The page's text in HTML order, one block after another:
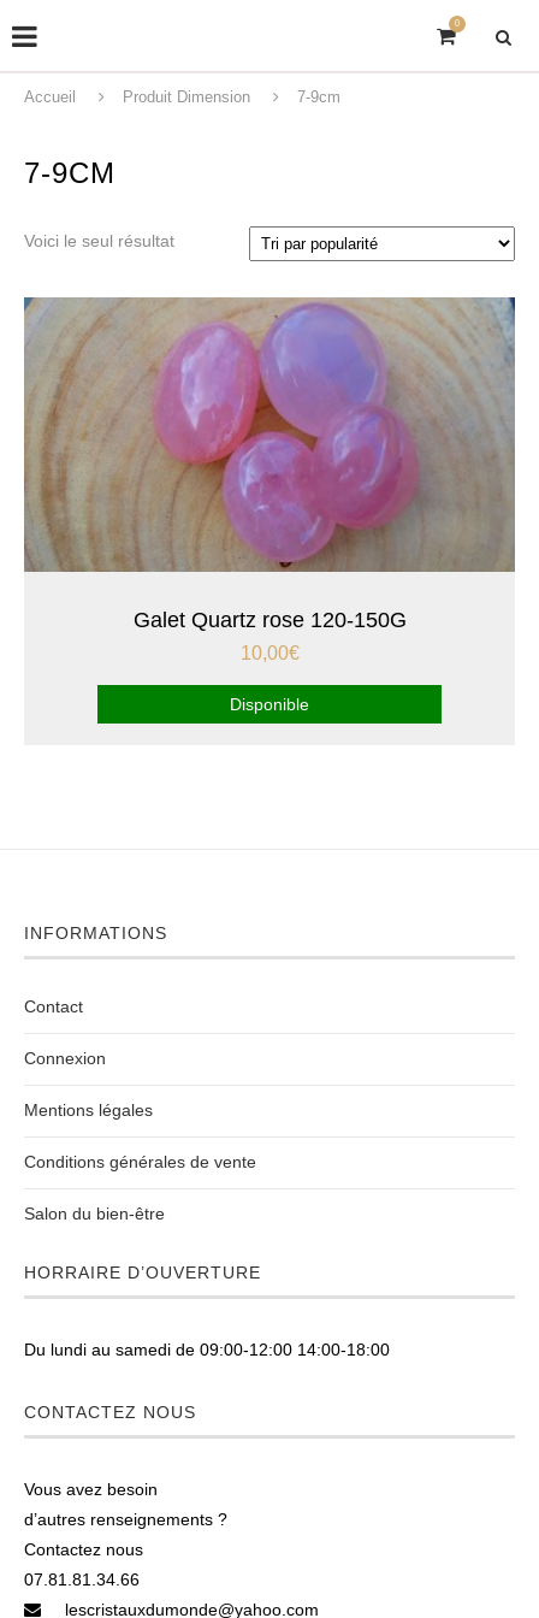
0
Accueil Produit Dimension 7-9cm
7-9CM
Voici le seul résultat
Galet Quartz rose 120-150G
10,00€
Disponible
INFORMATIONS
Contact
Connexion
Mentions légales
Conditions générales de vente
Salon du bien-être
HORRAIRE D’OUVERTURE
Du lundi au samedi de 09:00-12:00 14:00-18:00
CONTACTEZ NOUS
Vous avez besoin
d’autres renseignements ?
Contactez nous
07.81.81.34.66
lescristauxdumonde@yahoo.com